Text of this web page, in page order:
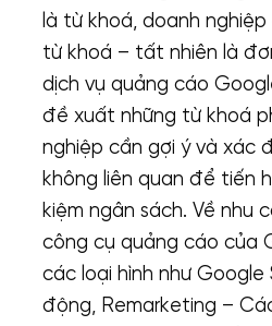
là từ khoá, doanh
từ khoá – tất nhiên là
dịch vụ quảng cáo
đề xuất những từ khoá
nghiệp cần gợi ý và xác
không liên quan để tiến
kiệm ngân sách. Về nhu
công cụ quảng cáo của
các loại hình như
động, Remarketing –